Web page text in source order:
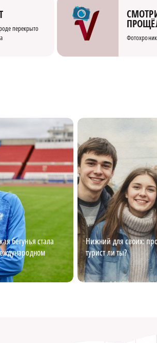
перекрыто
бегунья стала
Нижний для своих:
турист ли ты?